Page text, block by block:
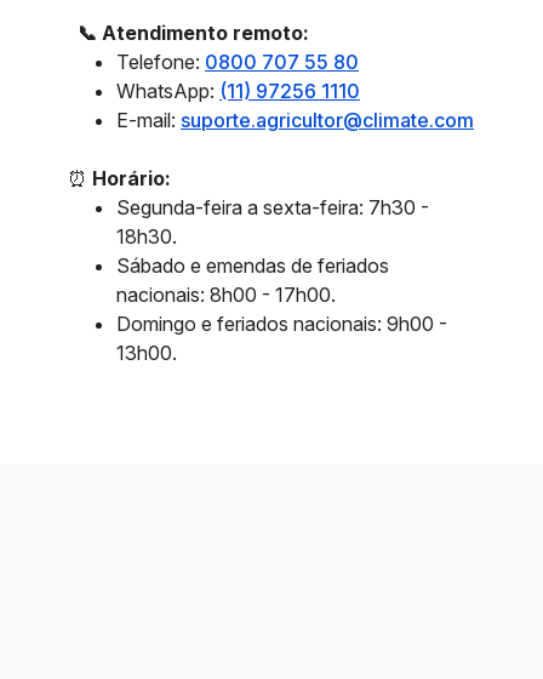
📞 Atendimento remoto:
Telefone: 0800 707 55 80
WhatsApp: (11) 97256 1110
E-mail: suporte.agricultor@climate.com
⏰ Horário:
Segunda-feira a sexta-feira: 7h30 -
18h30.
Sábado e emendas de feriados
nacionais: 8h00 - 17h00.
Domingo e feriados nacionais: 9h00 -
13h00.